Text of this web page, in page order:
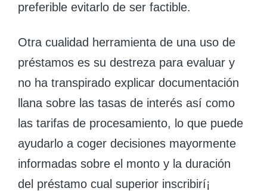
preferible evitarlo de ser factible.
Otra cualidad herramienta de una uso de
préstamos es su destreza para evaluar y
no ha transpirado explicar documentación
llana sobre las tasas de interés así­ como
las tarifas de procesamiento, lo que puede
ayudarlo a coger decisiones mayormente
informadas sobre el monto y la duración
del préstamo cual superior inscribirí¡